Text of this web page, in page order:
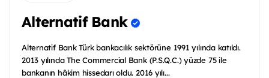
Alternatif Bank
Alternatif Bank Türk bankacılık sektörüne 1991 yılında katıldı.
2013 yılında The Commercial Bank (P.S.Q.C.) yüzde 75 ile
bankanın hâkim hissedarı oldu. 2016 yılı...